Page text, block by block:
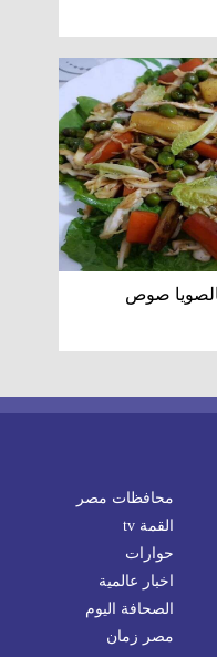
صوص
محافظات مصر
القمة tv
حوارات
اخبار عالمية
الصحافة اليوم
مصر زمان